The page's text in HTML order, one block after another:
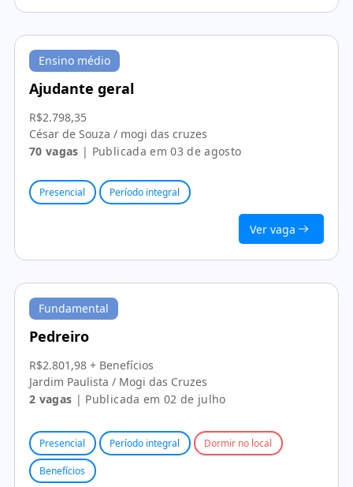
Ensino médio
Ajudante geral
R$2.798,35
César de Souza / mogi das cruzes
70 vagas | Publicada em 03 de agosto
Presencial Período integral
Ver vaga
Fundamental
Pedreiro
R$2.801,98 + Benefícios
Jardim Paulista / Mogi das Cruzes
2 vagas | Publicada em 02 de julho
Presencial Período integral Dormir no local
Benefícios